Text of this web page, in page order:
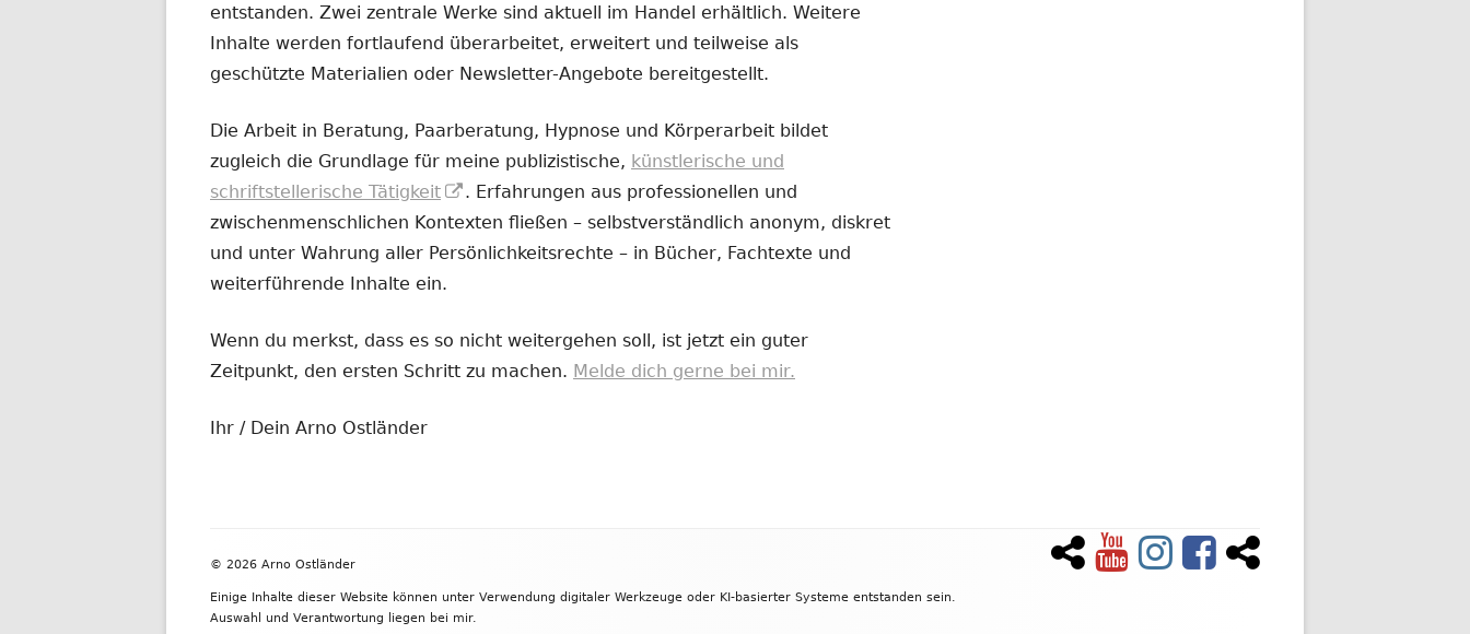
entstanden. Zwei zentrale Werke sind aktuell im Handel erhältlich. Weitere
Inhalte werden fortlaufend überarbeitet, erweitert und teilweise als
geschützte Materialien oder Newsletter-Angebote bereitgestellt.
Die Arbeit in Beratung, Paarberatung, Hypnose und Körperarbeit bildet
zugleich die Grundlage für meine publizistische, künstlerische und
schriftstellerische Tätigkeit
In
neuem
Fenster
. Erfahrungen aus professionellen und
zwischenmenschlichen Kontexten fließen – selbstverständlich anonym, diskret
und unter Wahrung aller Persönlichkeitsrechte – in Bücher, Fachtexte und
weiterführende Inhalte ein.
Wenn du merkst, dass es so nicht weitergehen soll, ist jetzt ein guter
Zeitpunkt, den ersten Schritt zu machen. Melde dich gerne bei mir.
Ihr / Dein Arno Ostländer
Inhalt
© 2026 Arno Ostländer
Einige Inhalte dieser Website können unter Verwendung digitaler Werkzeuge oder KI-basierter Systeme entstanden sein.
Auswahl und Verantwortung liegen bei mir.
NewsletterYouTubeInstagramFacebookTiktok